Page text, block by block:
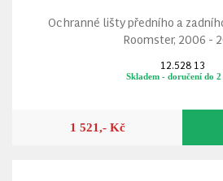
Ochranné lišty předního a
Roomster, 2006 -
12.528 13
Skladem - doručení do 2
1 521,- Kč